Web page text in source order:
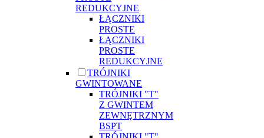
REDUKCYJNE
ŁĄCZNIKI
PROSTE
ŁĄCZNIKI
PROSTE
REDUKCYJNE
TRÓJNIKI
GWINTOWANE
TRÓJNIKI "T"
Z GWINTEM
ZEWNĘTRZNYM
BSPT